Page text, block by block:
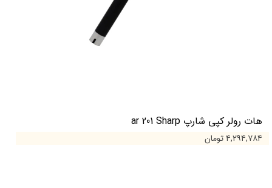
هات رولر کپی شارپ ar 201 Sharp
۴,۲۹۴,۷۸۴ تومان